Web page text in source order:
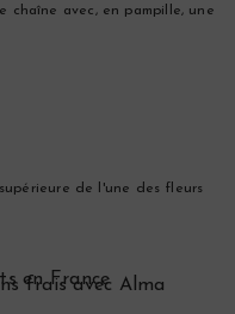
avec, en pampille, une
de l'une des fleurs
en France
frais avec Alma